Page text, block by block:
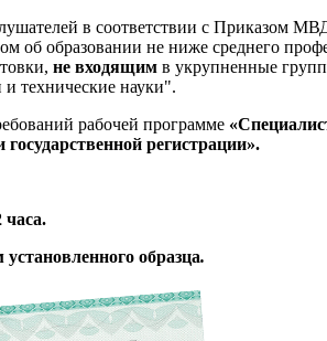
в соответствии с Приказом
об образовании не ниже среднего
не входящим в укрупненные
технические науки".
рабочей программе
регистрации».
часа.
образца.